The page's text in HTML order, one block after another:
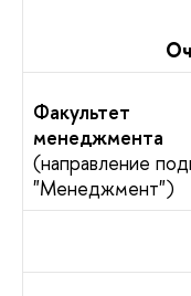
Очно-
Факультет
менеджмента
(направление
"Менеджмент")